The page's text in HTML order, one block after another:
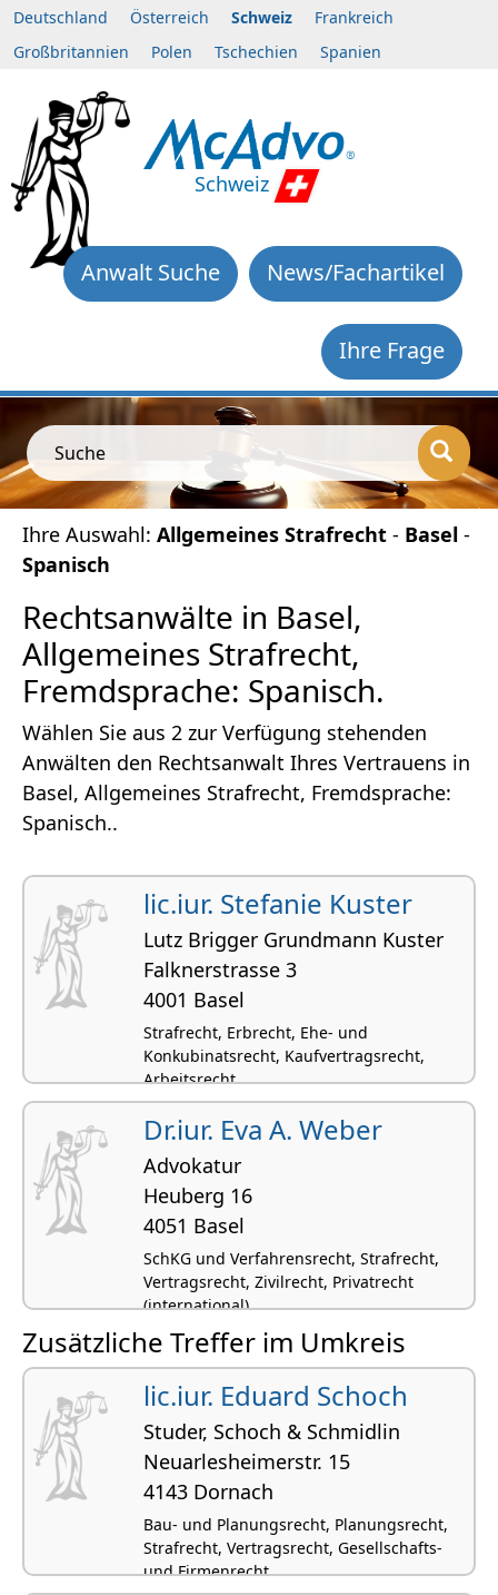
Deutschland Österreich Schweiz
Frankreich
Großbritannien
Polen Tschechien Spanien
Schweiz
News/Fachartikel
Anwalt Suche
Ihre Frage
Suche
Ihre Auswahl: Allgemeines Strafrecht - Basel -
Spanisch
Rechtsanwälte in Basel,
Allgemeines Strafrecht,
Fremdsprache: Spanisch.
Wählen Sie aus 2 zur Verfügung stehenden
Anwälten den Rechtsanwalt Ihres Vertrauens in
Basel, Allgemeines Strafrecht, Fremdsprache:
Spanisch..
lic.iur. Stefanie Kuster
Lutz Brigger Grundmann Kuster
Falknerstrasse 3
4001 Basel
Strafrecht, Erbrecht, Ehe- und
Konkubinatsrecht, Kaufvertragsrecht,
Arbeitsrecht
Dr.iur. Eva A. Weber
Advokatur
Heuberg 16
4051 Basel
SchKG und Verfahrensrecht, Strafrecht,
Vertragsrecht, Zivilrecht, Privatrecht
(international)
Zusätzliche Treffer im Umkreis
lic.iur. Eduard Schoch
Studer, Schoch & Schmidlin
Neuarlesheimerstr. 15
4143 Dornach
Bau- und Planungsrecht, Planungsrecht,
Strafrecht, Vertragsrecht, Gesellschafts-
und Firmenrecht